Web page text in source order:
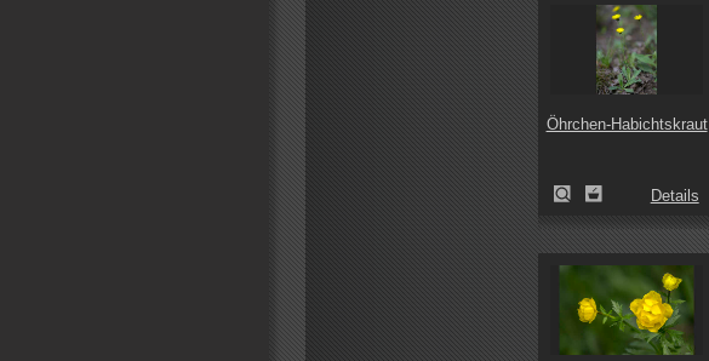
Öhrchen-Habichtskraut
Details